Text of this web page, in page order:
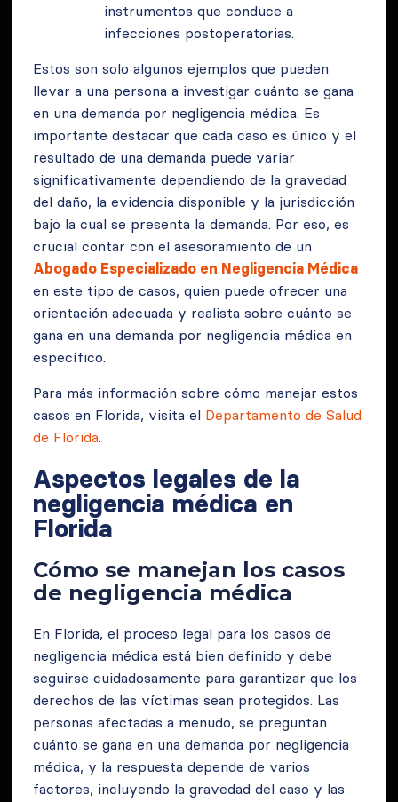
instrumentos que conduce a
infecciones postoperatorias.
Estos son solo algunos ejemplos que pueden
llevar a una persona a investigar cuánto se gana
en una demanda por negligencia médica. Es
importante destacar que cada caso es único y el
resultado de una demanda puede variar
significativamente dependiendo de la gravedad
del daño, la evidencia disponible y la jurisdicción
bajo la cual se presenta la demanda. Por eso, es
crucial contar con el asesoramiento de un
Abogado Especializado en Negligencia Médica
en este tipo de casos, quien puede ofrecer una
orientación adecuada y realista sobre cuánto se
gana en una demanda por negligencia médica en
específico.
Para más información sobre cómo manejar estos
casos en Florida, visita el Departamento de Salud
de Florida.
Aspectos legales de la
negligencia médica en
Florida
Cómo se manejan los casos
de negligencia médica
En Florida, el proceso legal para los casos de
negligencia médica está bien definido y debe
seguirse cuidadosamente para garantizar que los
derechos de las víctimas sean protegidos. Las
personas afectadas a menudo, se preguntan
cuánto se gana en una demanda por negligencia
médica, y la respuesta depende de varios
factores, incluyendo la gravedad del caso y las